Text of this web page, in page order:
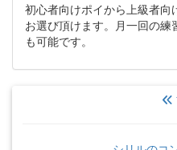
初心者向けポイから上級者向
お選び頂けます。月一回の練
も可能です。